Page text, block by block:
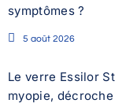
symptômes ?
5 août 2026
Le verre Essilor
myopie,